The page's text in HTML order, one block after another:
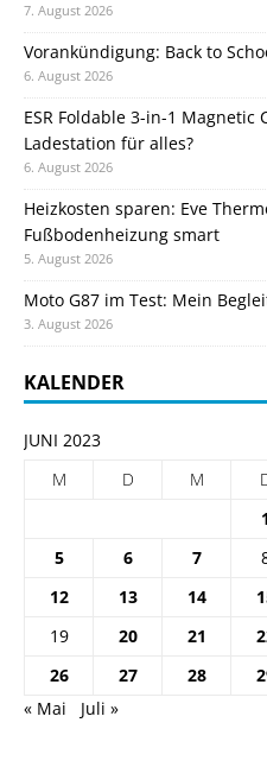
7. August 2026
Vorankündigung: Back to
6. August 2026
ESR Foldable 3-in-1
Ladestation für alles?
6. August 2026
Heizkosten sparen: Eve
Fußbodenheizung smart
5. August 2026
Moto G87 im Test: Mein
3. August 2026
KALENDER
JUNI 2023
M
D M
1
5
6 7
12
13 14
19
20 21
26
27 28
« Mai
Juli »